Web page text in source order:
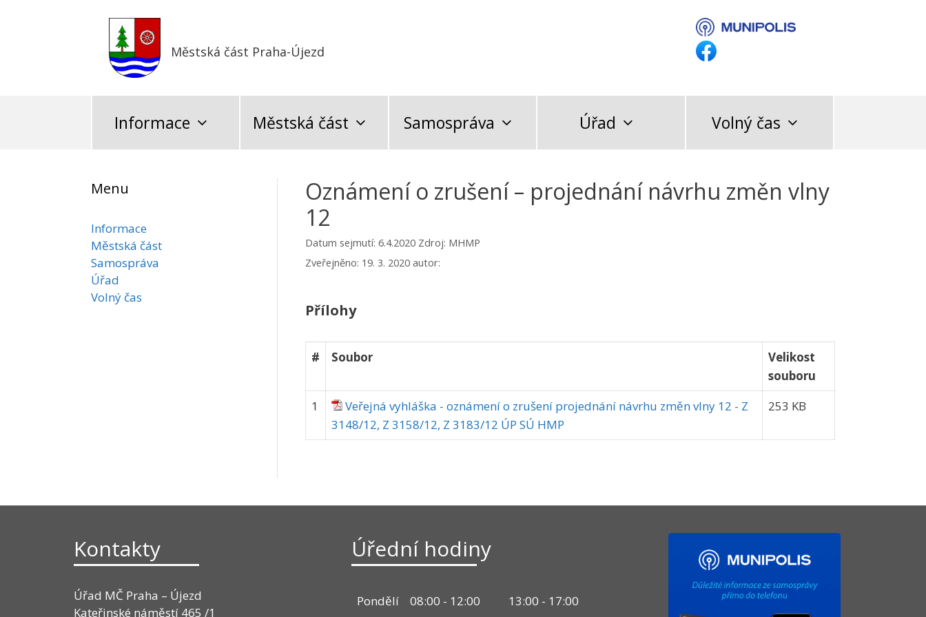
Městská část Praha-Újezd
Informace Městská část Samospráva Úřad Volný čas
Oznámení o zrušení – projednání návrhu změn vlny
12
Datum sejmutí: 6.4.2020 Zdroj: MHMP
Zveřejněno: 19. 3. 2020 autor:
Přílohy
# Soubor
Velikost
souboru
1
Veřejná vyhláška - oznámení o zrušení projednání návrhu změn vlny 12 - Z
3148/12, Z 3158/12, Z 3183/12 ÚP SÚ HMP
253 KB
Menu
Informace
Městská část
Samospráva
Úřad
Volný čas
Kontakty
Úřad MČ Praha – Újezd
Kateřinské náměstí 465 /1
Úřední hodiny
Pondělí 08:00 - 12:00 13:00 - 17:00